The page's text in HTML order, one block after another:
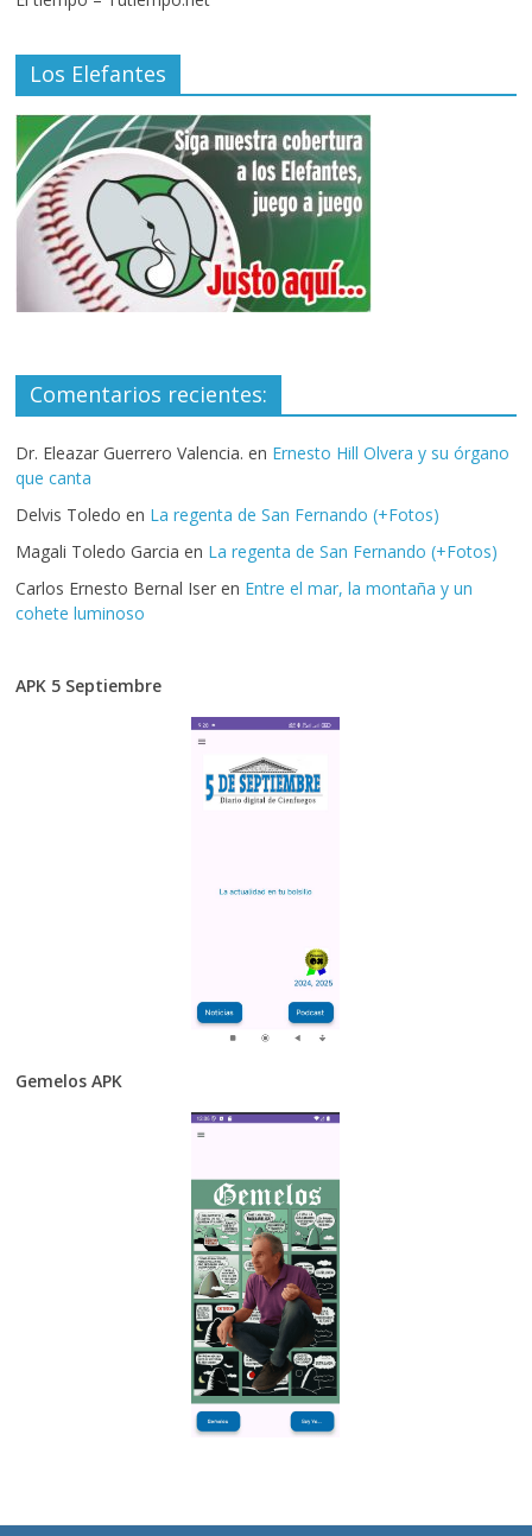
Los Elefantes
Comentarios recientes:
Dr. Eleazar Guerrero Valencia. en Ernesto Hill Olvera y su órgano
que canta
Delvis Toledo en La regenta de San Fernando (+Fotos)
Magali Toledo Garcia en La regenta de San Fernando (+Fotos)
Carlos Ernesto Bernal Iser en Entre el mar, la montaña y un
cohete luminoso
APK 5 Septiembre
Gemelos APK